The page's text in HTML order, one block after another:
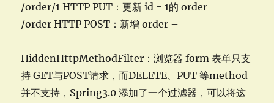
/order/1 HTTP PUT：更新 id = 1的 order –
/order HTTP POST：新增 order –
HiddenHttpMethodFilter：浏览器 form 表单只支
持 GET与POST请求，而DELETE、PUT 等method
并不支持，Spring3.0 添加了一个过滤器，可以将这